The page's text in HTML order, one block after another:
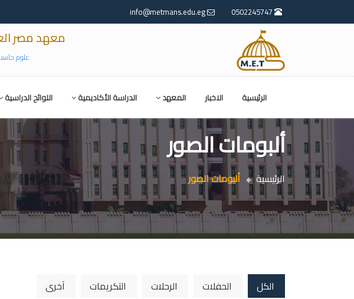
معهد مصر
علوم
الرئيسية الاخبار المعهد الدراسة الأكاديمية اللوائح الدراسية
ألبومات الصور
الرئيسية ألبومات الصور
الكل الحفلات الرحلات التكريمات آخرى